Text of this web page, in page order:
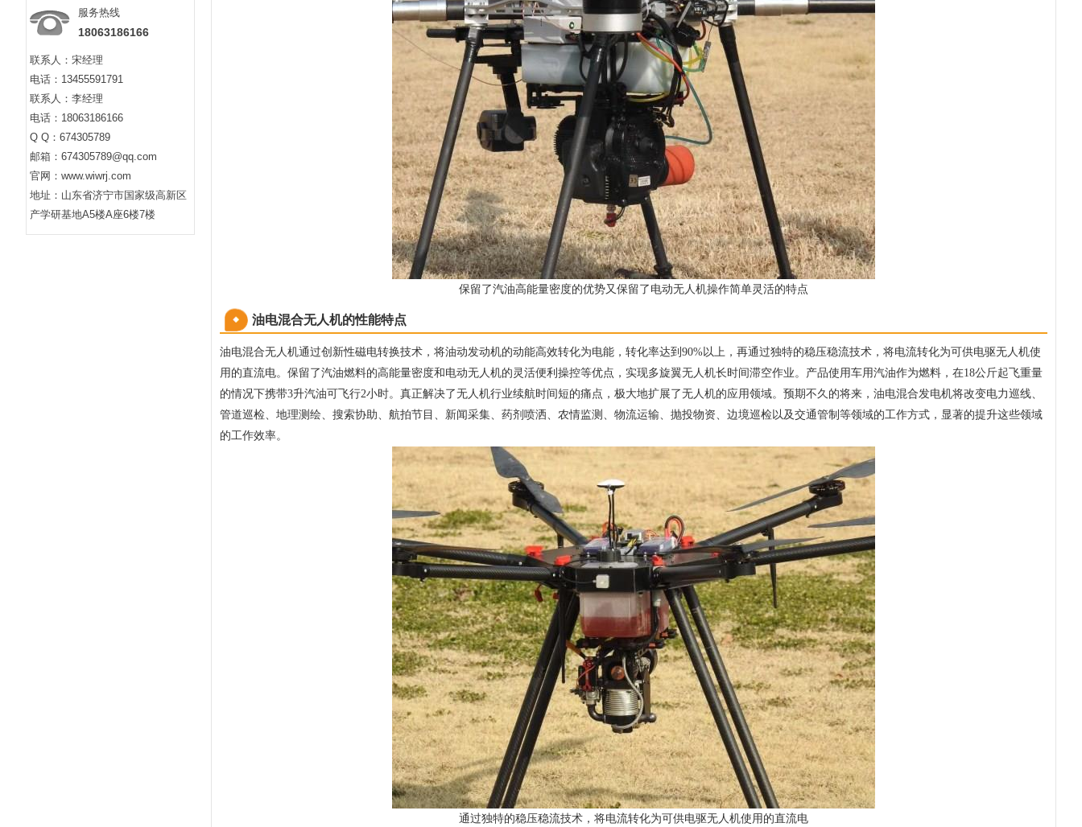
服务热线
18063186166
联系人：宋经理
电话：13455591791
联系人：李经理
电话：18063186166
Q Q：674305789
邮箱：674305789@qq.com
官网：www.wiwrj.com
地址：山东省济宁市国家级高新区
产学研基地A5楼A座6楼7楼
保留了汽油高能量密度的优势又保留了电动无人机操作简单灵活的特点
油电混合无人机的性能特点
油电混合无人机通过创新性磁电转换技术，将油动发动机的动能高效转化为电能，转化率达到90%以上，再通过独特的稳压稳流技术，将电流转化为可供电驱无人机使
用的直流电。保留了汽油燃料的高能量密度和电动无人机的灵活便利操控等优点，实现多旋翼无人机长时间滞空作业。产品使用车用汽油作为燃料，在18公斤起飞重量
的情况下携带3升汽油可飞行2小时。真正解决了无人机行业续航时间短的痛点，极大地扩展了无人机的应用领域。预期不久的将来，油电混合发电机将改变电力巡线、
管道巡检、地理测绘、搜索协助、航拍节目、新闻采集、药剂喷洒、农情监测、物流运输、抛投物资、边境巡检以及交通管制等领域的工作方式，显著的提升这些领域
的工作效率。
通过独特的稳压稳流技术，将电流转化为可供电驱无人机使用的直流电